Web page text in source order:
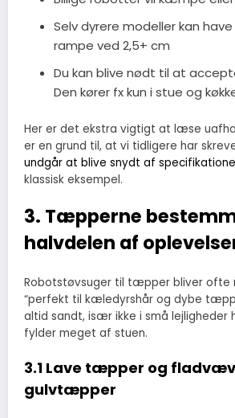
Selv dyrere modeller kan
rampe ved 2,5+ cm
Du kan blive nødt til at
Den kører fx kun i stue og
Her er det ekstra vigtigt at læse
er en grund til, at vi tidligere har
undgår at blive snydt af
klassisk eksempel.
3. Tæpperne
halvdelen af
Robotstøvsuger til tæpper bliver ofte
“perfekt til kæledyrshår og dybe
altid sandt, især ikke i små
fylder meget af stuen.
3.1 Lave tæpper og
gulvtæpper